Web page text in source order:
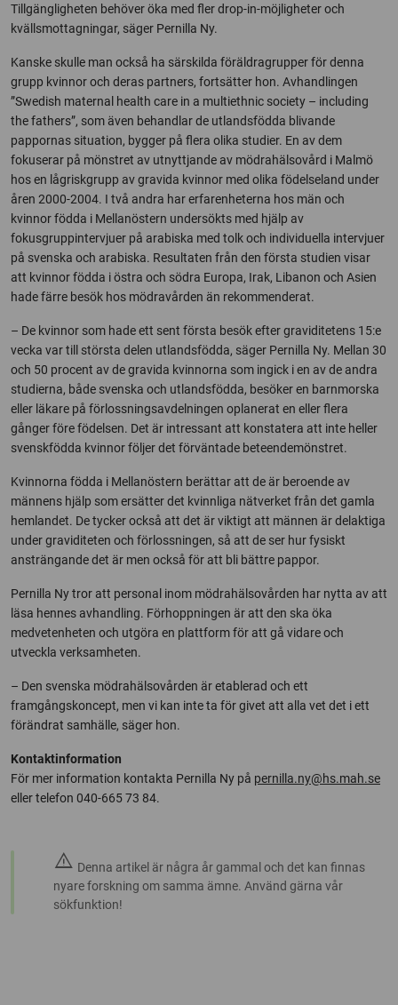
Tillgängligheten behöver öka med fler drop-in-möjligheter och
kvällsmottagningar, säger Pernilla Ny.
Kanske skulle man också ha särskilda föräldragrupper för denna
grupp kvinnor och deras partners, fortsätter hon. Avhandlingen
”Swedish maternal health care in a multiethnic society – including
the fathers”, som även behandlar de utlandsfödda blivande
pappornas situation, bygger på flera olika studier. En av dem
fokuserar på mönstret av utnyttjande av mödrahälsovård i Malmö
hos en lågriskgrupp av gravida kvinnor med olika födelseland under
åren 2000-2004. I två andra har erfarenheterna hos män och
kvinnor födda i Mellanöstern undersökts med hjälp av
fokusgruppintervjuer på arabiska med tolk och individuella intervjuer
på svenska och arabiska. Resultaten från den första studien visar
att kvinnor födda i östra och södra Europa, Irak, Libanon och Asien
hade färre besök hos mödravården än rekommenderat.
– De kvinnor som hade ett sent första besök efter graviditetens 15:e
vecka var till största delen utlandsfödda, säger Pernilla Ny. Mellan 30
och 50 procent av de gravida kvinnorna som ingick i en av de andra
studierna, både svenska och utlandsfödda, besöker en barnmorska
eller läkare på förlossningsavdelningen oplanerat en eller flera
gånger före födelsen. Det är intressant att konstatera att inte heller
svenskfödda kvinnor följer det förväntade beteendemönstret.
Kvinnorna födda i Mellanöstern berättar att de är beroende av
männens hjälp som ersätter det kvinnliga nätverket från det gamla
hemlandet. De tycker också att det är viktigt att männen är delaktiga
under graviditeten och förlossningen, så att de ser hur fysiskt
ansträngande det är men också för att bli bättre pappor.
Pernilla Ny tror att personal inom mödrahälsovården har nytta av att
läsa hennes avhandling. Förhoppningen är att den ska öka
medvetenheten och utgöra en plattform för att gå vidare och
utveckla verksamheten.
– Den svenska mödrahälsovården är etablerad och ett
framgångskoncept, men vi kan inte ta för givet att alla vet det i ett
förändrat samhälle, säger hon.
Kontaktinformation
För mer information kontakta Pernilla Ny på pernilla.ny@hs.mah.se
eller telefon 040-665 73 84.
warning Denna artikel är några år gammal och det kan finnas
nyare forskning om samma ämne. Använd gärna vår
sökfunktion!